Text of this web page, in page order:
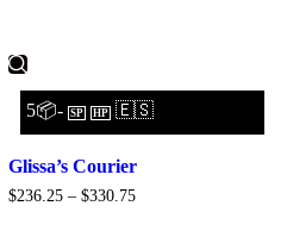
5📦- SP HP 🇪🇸
Glissa’s Courier
$236.25 –$330.75